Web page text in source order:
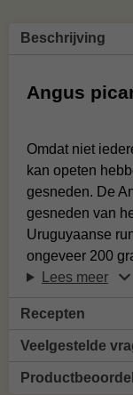
Beschrijving
Angus
Omdat niet
kan opeten
gesneden. De
gesneden van
Uruguyaanse
ongeveer 200
Lees meer
Recepten
Veelgestelde